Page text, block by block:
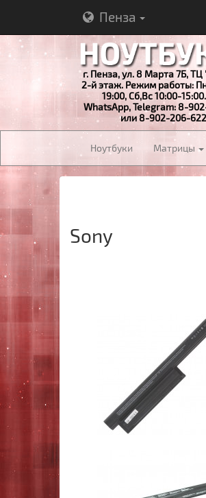
Пенза
г. Пенза, ул. 8 Марта 7Б,
2-й этаж. Режим работы:
19:00, Сб,Вс 10:00-
WhatsApp, Telegram: 8-
или 8-902-206-
Ноутбуки Матрицы
Sony